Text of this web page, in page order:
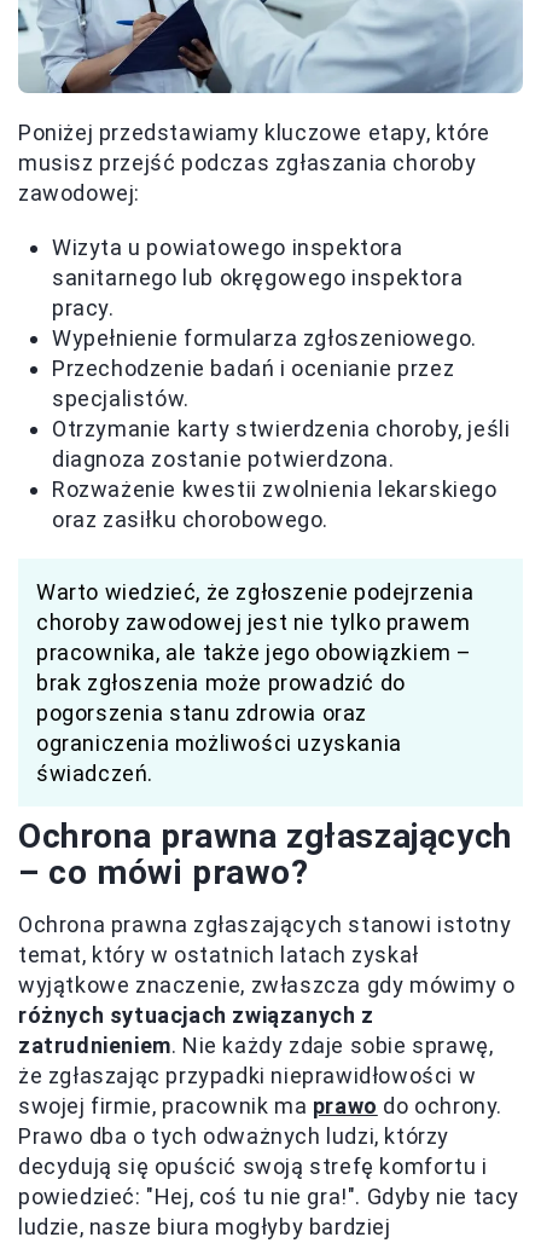
Poniżej przedstawiamy kluczowe etapy, które
musisz przejść podczas zgłaszania choroby
zawodowej:
Wizyta u powiatowego inspektora
sanitarnego lub okręgowego inspektora
pracy.
Wypełnienie formularza zgłoszeniowego.
Przechodzenie badań i ocenianie przez
specjalistów.
Otrzymanie karty stwierdzenia choroby, jeśli
diagnoza zostanie potwierdzona.
Rozważenie kwestii zwolnienia lekarskiego
oraz zasiłku chorobowego.
Warto wiedzieć, że zgłoszenie podejrzenia
choroby zawodowej jest nie tylko prawem
pracownika, ale także jego obowiązkiem –
brak zgłoszenia może prowadzić do
pogorszenia stanu zdrowia oraz
ograniczenia możliwości uzyskania
świadczeń.
Ochrona prawna zgłaszających
– co mówi prawo?
Ochrona prawna zgłaszających stanowi istotny
temat, który w ostatnich latach zyskał
wyjątkowe znaczenie, zwłaszcza gdy mówimy o
różnych sytuacjach związanych z
zatrudnieniem. Nie każdy zdaje sobie sprawę,
że zgłaszając przypadki nieprawidłowości w
swojej firmie, pracownik ma prawo do ochrony.
Prawo dba o tych odważnych ludzi, którzy
decydują się opuścić swoją strefę komfortu i
powiedzieć: "Hej, coś tu nie gra!". Gdyby nie tacy
ludzie, nasze biura mogłyby bardziej